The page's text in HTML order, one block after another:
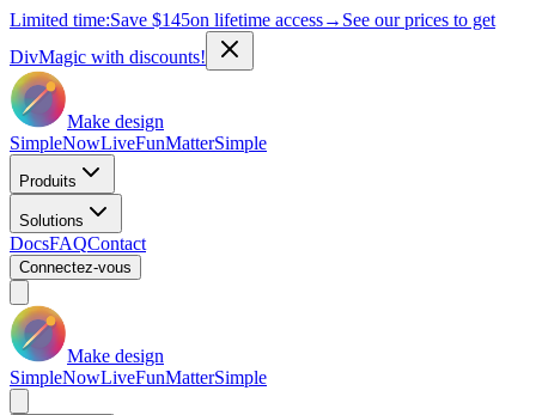
Limited time:Save $145on lifetime access→ See our prices to get
DivMagic with discounts!
Make design
SimpleNowLiveFunMatterSimple
Produits
Solutions
DocsFAQContact
Connectez-vous
Make design
SimpleNowLiveFunMatterSimple